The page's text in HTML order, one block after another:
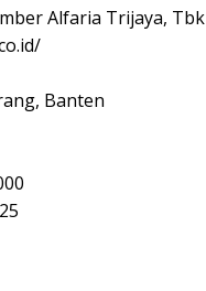
Alfaria Trijaya, Tbk
Banten